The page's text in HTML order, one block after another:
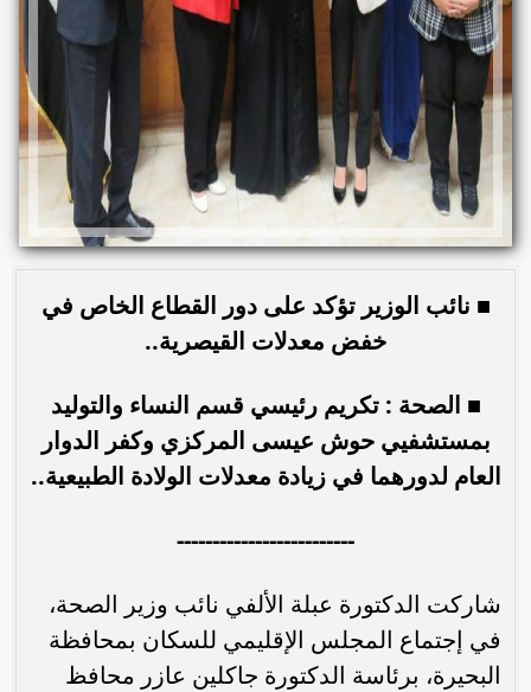
■ نائب الوزير تؤكد على دور القطاع الخاص في
خفض معدلات القيصرية..
■ الصحة : تكريم رئيسي قسم النساء والتوليد
بمستشفيي حوش عيسى المركزي وكفر الدوار
العام لدورهما في زيادة معدلات الولادة الطبيعية..
-------------------------
شاركت الدكتورة عبلة الألفي نائب وزير الصحة،
في إجتماع المجلس الإقليمي للسكان بمحافظة
البحيرة، برئاسة الدكتورة جاكلين عازر محافظ